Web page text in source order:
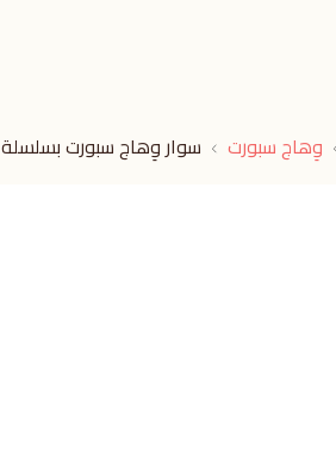
وِهاج سبورت سوار وِهاج سبورت بسلسلة